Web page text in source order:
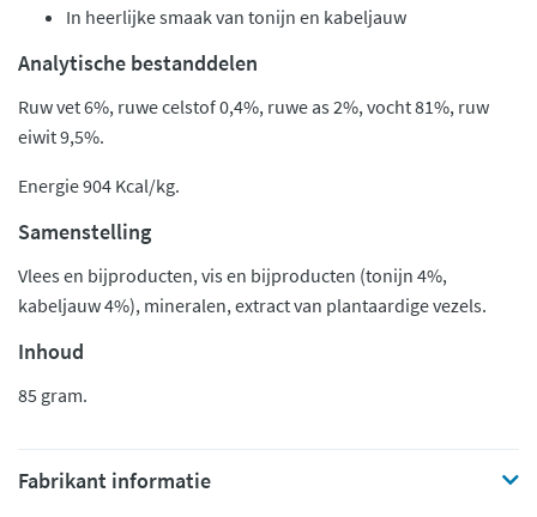
In heerlijke smaak van tonijn en kabeljauw
Analytische bestanddelen
Ruw vet 6%, ruwe celstof 0,4%, ruwe as 2%, vocht 81%, ruw
eiwit 9,5%.
Energie 904 Kcal/kg.
Samenstelling
Vlees en bijproducten, vis en bijproducten (tonijn 4%,
kabeljauw 4%), mineralen, extract van plantaardige vezels.
Inhoud
85 gram.
Fabrikant informatie